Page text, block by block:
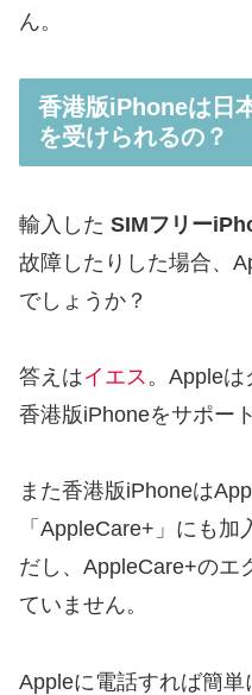
ん。
香港版iPhoneは日
を受けられるの？
輸入した SIMフリー
故障したりした場合、
でしょうか？
答えはイエス。Appleは
香港版iPhoneをサポー
また香港版iPhoneは
「AppleCare+」にも
だし、AppleCare+のエ
ていません。
Appleに電話すれば簡